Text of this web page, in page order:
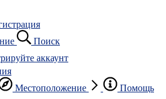
Поиск
аккаунт
Местоположение Помощь